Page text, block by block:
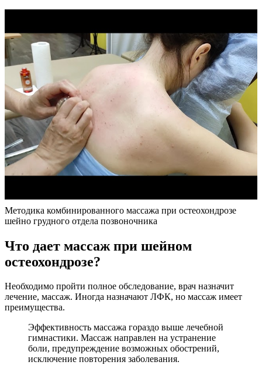
Методика комбинированного массажа при остеохондрозе
шейно грудного отдела позвоночника
Что дает массаж при шейном
остеохондрозе?
Необходимо пройти полное обследование, врач назначит
лечение, массаж. Иногда назначают ЛФК, но массаж имеет
преимущества.
Эффективность массажа гораздо выше лечебной
гимнастики. Массаж направлен на устранение
боли, предупреждение возможных обострений,
исключение повторения заболевания.